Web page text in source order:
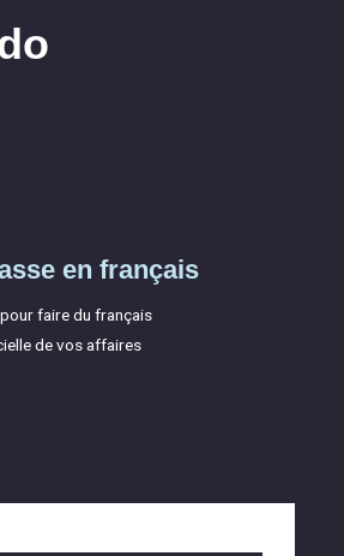
en français
faire du français
de vos affaires